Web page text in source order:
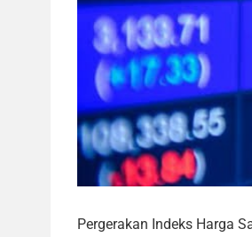
Pergerakan Indeks Harga